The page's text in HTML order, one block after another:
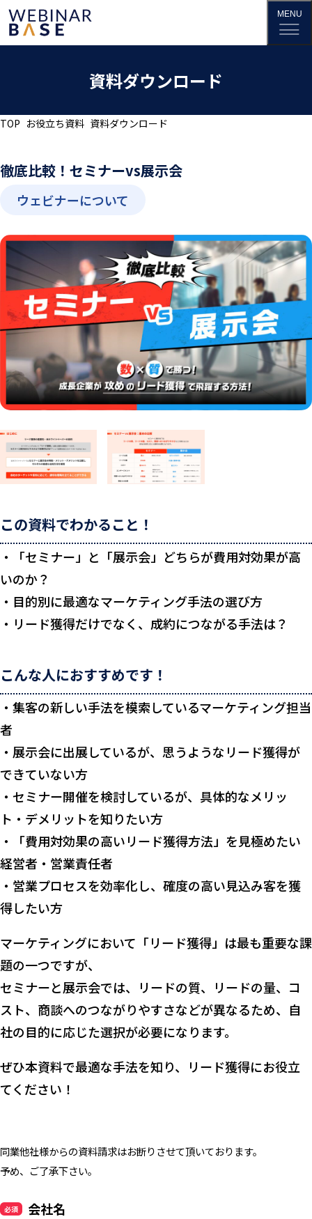
資料ダウンロード
TOP お役立ち資料 資料ダウンロード
徹底比較！セミナーvs展示会
ウェビナーについて
この資料でわかること！
・「セミナー」と「展示会」どちらが費用対効果が高
いのか？
・目的別に最適なマーケティング手法の選び方
・リード獲得だけでなく、成約につながる手法は？
こんな人におすすめです！
・集客の新しい手法を模索しているマーケティング担当
者
・展示会に出展しているが、思うようなリード獲得が
できていない方
・セミナー開催を検討しているが、具体的なメリッ
ト・デメリットを知りたい方
・「費用対効果の高いリード獲得方法」を見極めたい
経営者・営業責任者
・営業プロセスを効率化し、確度の高い見込み客を獲
得したい方
マーケティングにおいて「リード獲得」は最も重要な課
題の一つですが、
セミナーと展示会では、リードの質、リードの量、コ
スト、商談へのつながりやすさなどが異なるため、自
社の目的に応じた選択が必要になります。
ぜひ本資料で最適な手法を知り、リード獲得にお役立
てください！
同業他社様からの資料請求はお断りさせて頂いております。
予め、ご了承下さい。
会社名